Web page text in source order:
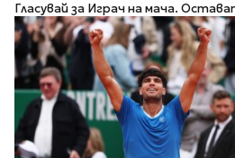
Гласувай за Играч на мача.